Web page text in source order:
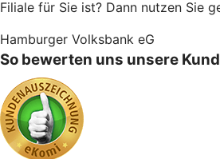
Filiale für Sie ist? Dann nutzen Sie
Hamburger Volksbank eG
So bewerten uns unsere